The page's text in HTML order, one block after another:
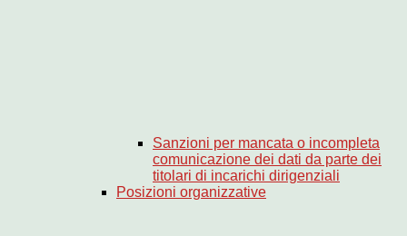
Sanzioni per mancata o incompleta
comunicazione dei dati da parte dei
titolari di incarichi dirigenziali
Posizioni organizzative